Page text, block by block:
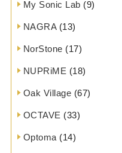
My Sonic Lab (9)
NAGRA(13)
NorStone (17)
NUPRiME (18)
Oak Village (67)
OCTAVE (33)
Optoma (14)